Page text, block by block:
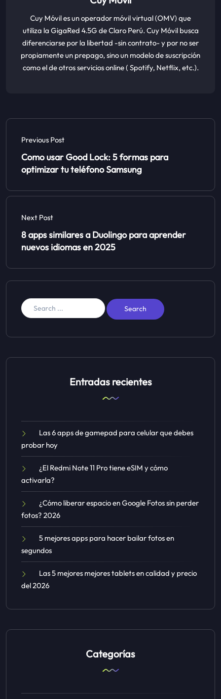
Cuy Móvil es un operador móvil virtual (OMV) que
utiliza la GigaRed 4.5G de Claro Perú. Cuy Móvil busca
diferenciarse por la libertad -sin contrato- y por no ser
propiamente un prepago, sino un modelo de suscripción
como el de otros servicios online ( Spotify, Netflix, etc.).
Previous Post
Como usar Good Lock: 5 formas para
optimizar tu teléfono Samsung
Next Post
8 apps similares a Duolingo para aprender
nuevos idiomas en 2025
Entradas recientes
Las 6 apps de gamepad para celular que debes
probar hoy
¿El Redmi Note 11 Pro tiene eSIM y cómo
activarla?
¿Cómo liberar espacio en Google Fotos sin perder
fotos? 2026
5 mejores apps para hacer bailar fotos en
segundos
Las 5 mejores mejores tablets en calidad y precio
del 2026
Categorías